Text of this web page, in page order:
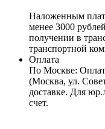
Наложенным
менее 3000
получении в
транспортной
Оплата
По Москве:
(Москва, ул.
доставке. Для
счет.